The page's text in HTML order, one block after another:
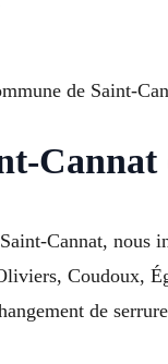
de Saint-
Cannat, nous
Coudoux,
de